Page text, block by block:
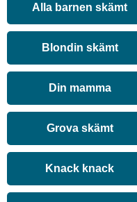
Alla barnen skämt
Blondin skämt
Din mamma
Grova skämt
Knack knack